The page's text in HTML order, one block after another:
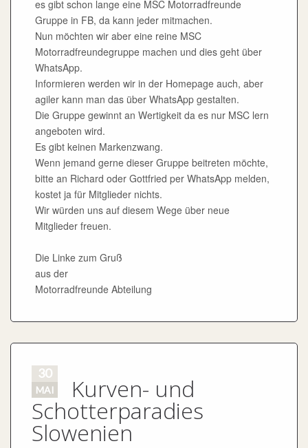
es gibt schon lange eine MSC Motorradfreunde
Gruppe in FB, da kann jeder mitmachen.
Nun möchten wir aber eine reine MSC
Motorradfreundegruppe machen und dies geht über
WhatsApp.
Informieren werden wir in der Homepage auch, aber
agiler kann man das über WhatsApp gestalten.
Die Gruppe gewinnt an Wertigkeit da es nur MSC lern
angeboten wird.
Es gibt keinen Markenzwang.
Wenn jemand gerne dieser Gruppe beitreten möchte,
bitte an Richard oder Gottfried per WhatsApp melden,
kostet ja für Mitglieder nichts.
Wir würden uns auf diesem Wege über neue
Mitglieder freuen.
Die Linke zum Gruß
aus der
Motorradfreunde Abteilung
30
MAI Kurven- und
Schotterparadies
Slowenien